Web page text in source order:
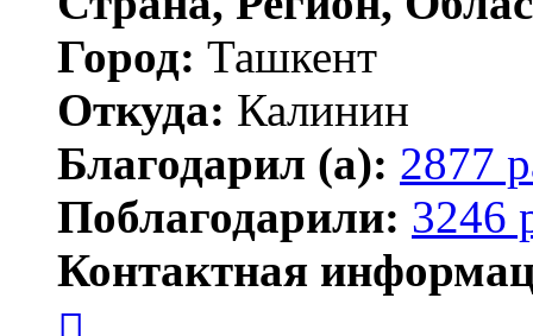
Город: Ташкент
Откуда: Калинин
Благодарил (а): 2877
Поблагодарили: 3246
Контактная